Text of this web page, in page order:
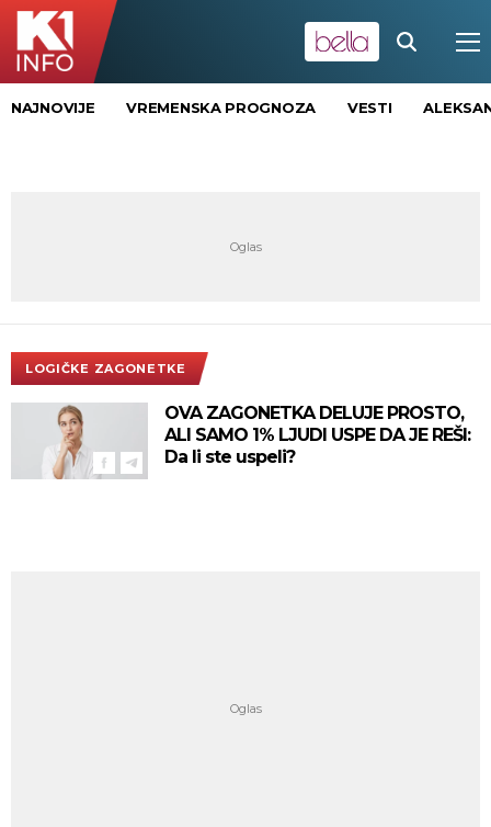
NAJNOVIJE VREMENSKA PROGNOZA VESTI
LOGIČKE ZAGONETKE
OVA ZAGONETKA DELUJE PROSTO,
ALI SAMO 1% LJUDI USPE DA JE REŠI:
Da li ste uspeli?